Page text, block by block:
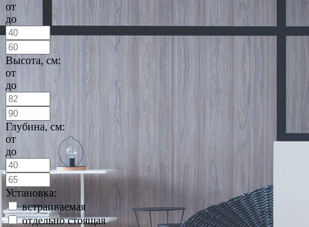
от
до
Высота, см:
от
до
Глубина, см:
от
до
Установка:
встраиваемая
отдельно стоящая